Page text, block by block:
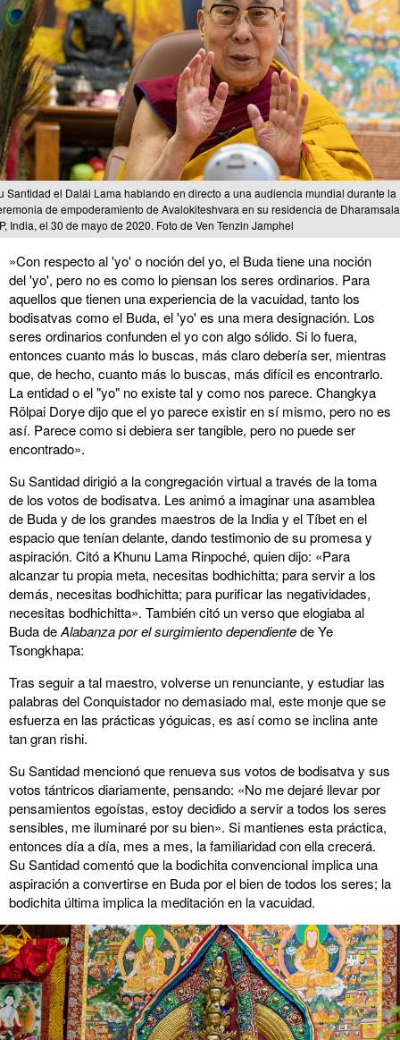
Santidad el Dalái Lama hablando en directo a una audiencia mundial durante la
de empoderamiento de Avalokiteshvara en su residencia de
India, el 30 de mayo de 2020. Foto de Ven Tenzin Jamphel
»Con respecto al 'yo' o noción del yo, el Buda tiene una noción
del 'yo', pero no es como lo piensan los seres ordinarios. Para
aquellos que tienen una experiencia de la vacuidad, tanto los
bodisatvas como el Buda, el 'yo' es una mera designación. Los
seres ordinarios confunden el yo con algo sólido. Si lo fuera,
entonces cuanto más lo buscas, más claro debería ser, mientras
que, de hecho, cuanto más lo buscas, más difícil es encontrarlo.
La entidad o el "yo" no existe tal y como nos parece. Changkya
Rölpai Dorye dijo que el yo parece existir en sí mismo, pero no es
así. Parece como si debiera ser tangible, pero no puede ser
encontrado».
Su Santidad dirigió a la congregación virtual a través de la toma
de los votos de bodisatva. Les animó a imaginar una asamblea
de Buda y de los grandes maestros de la India y el Tíbet en el
espacio que tenían delante, dando testimonio de su promesa y
aspiración. Citó a Khunu Lama Rinpoché, quien dijo: «Para
alcanzar tu propia meta, necesitas bodhichitta; para servir a los
demás, necesitas bodhichitta; para purificar las negatividades,
necesitas bodhichitta». También citó un verso que elogiaba al
Buda deAlabanza por el surgimiento dependientede Ye
Tsongkhapa:
Tras seguir a tal maestro, volverse un renunciante, y estudiar las
palabras del Conquistador no demasiado mal, este monje que se
esfuerza en las prácticas yóguicas, es así como se inclina ante
tan gran rishi.
Su Santidad mencionó que renueva sus votos de bodisatva y sus
votos tántricos diariamente, pensando: «No me dejaré llevar por
pensamientos egoístas, estoy decidido a servir a todos los seres
sensibles, me iluminaré por su bien». Si mantienes esta práctica,
entonces día a día, mes a mes, la familiaridad con ella crecerá.
Su Santidad comentó que la bodichita convencional implica una
aspiración a convertirse en Buda por el bien de todos los seres; la
bodichita última implica la meditación en la vacuidad.